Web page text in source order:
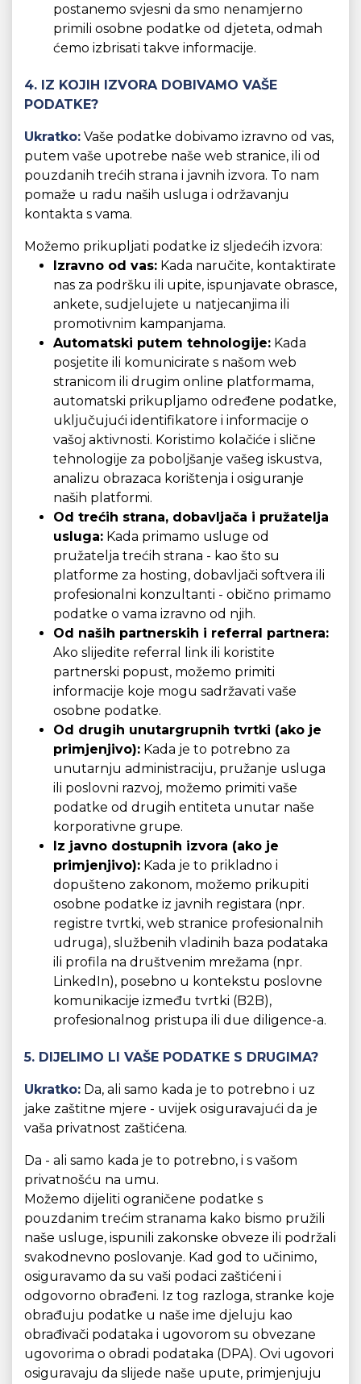
postanemo svjesni da smo nenamjerno
primili osobne podatke od djeteta, odmah
ćemo izbrisati takve informacije.
4. IZ KOJIH IZVORA DOBIVAMO VAŠE
PODATKE?
Ukratko: Vaše podatke dobivamo izravno od vas,
putem vaše upotrebe naše web stranice, ili od
pouzdanih trećih strana i javnih izvora. To nam
pomaže u radu naših usluga i održavanju
kontakta s vama.
Možemo prikupljati podatke iz sljedećih izvora:
Izravno od vas: Kada naručite, kontaktirate
nas za podršku ili upite, ispunjavate obrasce,
ankete, sudjelujete u natjecanjima ili
promotivnim kampanjama.
Automatski putem tehnologije: Kada
posjetite ili komunicirate s našom web
stranicom ili drugim online platformama,
automatski prikupljamo određene podatke,
uključujući identifikatore i informacije o
vašoj aktivnosti. Koristimo kolačiće i slične
tehnologije za poboljšanje vašeg iskustva,
analizu obrazaca korištenja i osiguranje
naših platformi.
Od trećih strana, dobavljača i pružatelja
usluga: Kada primamo usluge od
pružatelja trećih strana - kao što su
platforme za hosting, dobavljači softvera ili
profesionalni konzultanti - obično primamo
podatke o vama izravno od njih.
Od naših partnerskih i referral partnera:
Ako slijedite referral link ili koristite
partnerski popust, možemo primiti
informacije koje mogu sadržavati vaše
osobne podatke.
Od drugih unutargrupnih tvrtki (ako je
primjenjivo): Kada je to potrebno za
unutarnju administraciju, pružanje usluga
ili poslovni razvoj, možemo primiti vaše
podatke od drugih entiteta unutar naše
korporativne grupe.
Iz javno dostupnih izvora (ako je
primjenjivo): Kada je to prikladno i
dopušteno zakonom, možemo prikupiti
osobne podatke iz javnih registara (npr.
registre tvrtki, web stranice profesionalnih
udruga), službenih vladinih baza podataka
ili profila na društvenim mrežama (npr.
LinkedIn), posebno u kontekstu poslovne
komunikacije između tvrtki (B2B),
profesionalnog pristupa ili due diligence-a.
5. DIJELIMO LI VAŠE PODATKE S DRUGIMA?
Ukratko: Da, ali samo kada je to potrebno i uz
jake zaštitne mjere - uvijek osiguravajući da je
vaša privatnost zaštićena.
Da - ali samo kada je to potrebno, i s vašom
privatnošću na umu.
Možemo dijeliti ograničene podatke s
pouzdanim trećim stranama kako bismo pružili
naše usluge, ispunili zakonske obveze ili podržali
svakodnevno poslovanje. Kad god to učinimo,
osiguravamo da su vaši podaci zaštićeni i
odgovorno obrađeni. Iz tog razloga, stranke koje
obrađuju podatke u naše ime djeluju kao
obrađivači podataka i ugovorom su obvezane
ugovorima o obradi podataka (DPA). Ovi ugovori
osiguravaju da slijede naše upute, primjenjuju